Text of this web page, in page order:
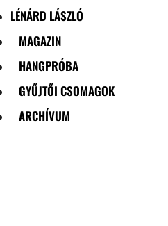
LÉNÁRD LÁSZLÓ
MAGAZIN
HANGPRÓBA
GYŰJTŐI CSOMAGOK
ARCHÍVUM